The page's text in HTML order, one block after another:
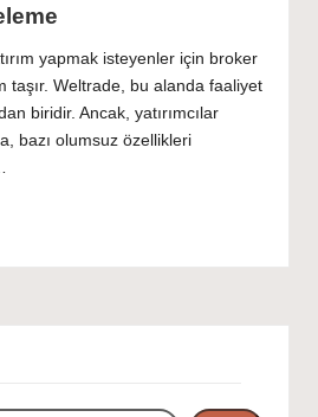
yapmak isteyenler için broker
taşır. Weltrade, bu alanda faaliyet
biridir. Ancak, yatırımcılar
bazı olumsuz özellikleri